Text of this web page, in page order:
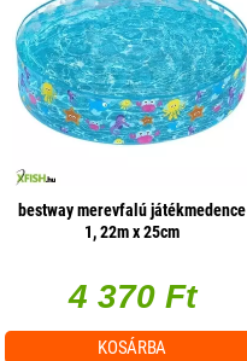
bestway merevfalú játékmedence
1, 22m x 25cm
4 370 Ft
KOSÁRBA